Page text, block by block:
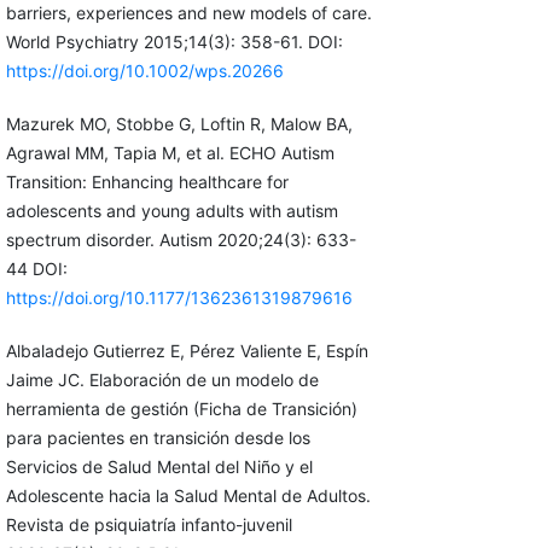
barriers, experiences and new models of care.
World Psychiatry 2015;14(3): 358-61. DOI:
https://doi.org/10.1002/wps.20266
Mazurek MO, Stobbe G, Loftin R, Malow BA,
Agrawal MM, Tapia M, et al. ECHO Autism
Transition: Enhancing healthcare for
adolescents and young adults with autism
spectrum disorder. Autism 2020;24(3): 633-
44 DOI:
https://doi.org/10.1177/1362361319879616
Albaladejo Gutierrez E, Pérez Valiente E, Espín
Jaime JC. Elaboración de un modelo de
herramienta de gestión (Ficha de Transición)
para pacientes en transición desde los
Servicios de Salud Mental del Niño y el
Adolescente hacia la Salud Mental de Adultos.
Revista de psiquiatría infanto-juvenil